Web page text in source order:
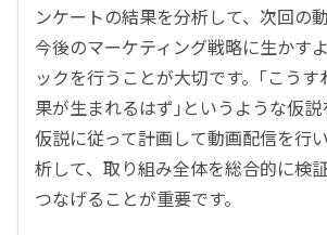
ンケートの結果を分析して、次回の
今後のマーケティング戦略に生かす
ックを行うことが大切です。｢こう
果が生まれるはず｣というような仮
仮説に従って計画して動画配信を行
析して、取り組み全体を総合的に検
つなげることが重要です。